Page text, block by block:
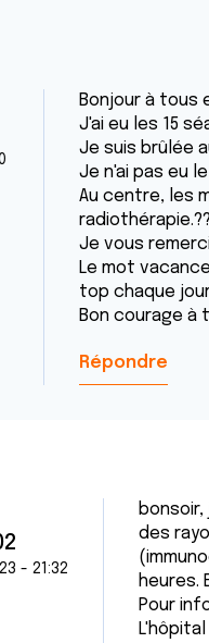
Bonjour à tous
J'ai eu les 15
Je suis brûlée
Je n'ai pas eu
Au centre, les
Je vous
Le mot
top chaque
Bon courage à
Répondre
- 21:32
des
heures.
Pour